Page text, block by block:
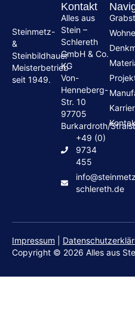
Steinmetz-
&
Steinbildhauer
Meisterbetrieb
seit 1949.
Kontakt
Alles aus
Stein –
Schlereth
GmbH & Co.
KG
Von-
Henneberg-
Str. 10
97705
Burkardroth/
+49 (0)
9734
455
schlereth.de
Copyright © 2026 Alles aus
Impressum